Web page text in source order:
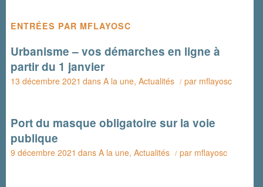
ENTRÉES PAR MFLAYOSC
Urbanisme – vos démarches en ligne à
partir du 1 janvier
13 décembre 2021 dansA la une,Actualités / par mflayosc
Port du masque obligatoire sur la voie
publique
9 décembre 2021 dansA la une,Actualités / par mflayosc